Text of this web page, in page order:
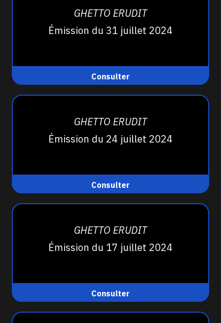
GHETTO ERUDIT
Émission du 31 juillet 2024
Consulter
GHETTO ERUDIT
Émission du 24 juillet 2024
Consulter
GHETTO ERUDIT
Émission du 17 juillet 2024
Consulter